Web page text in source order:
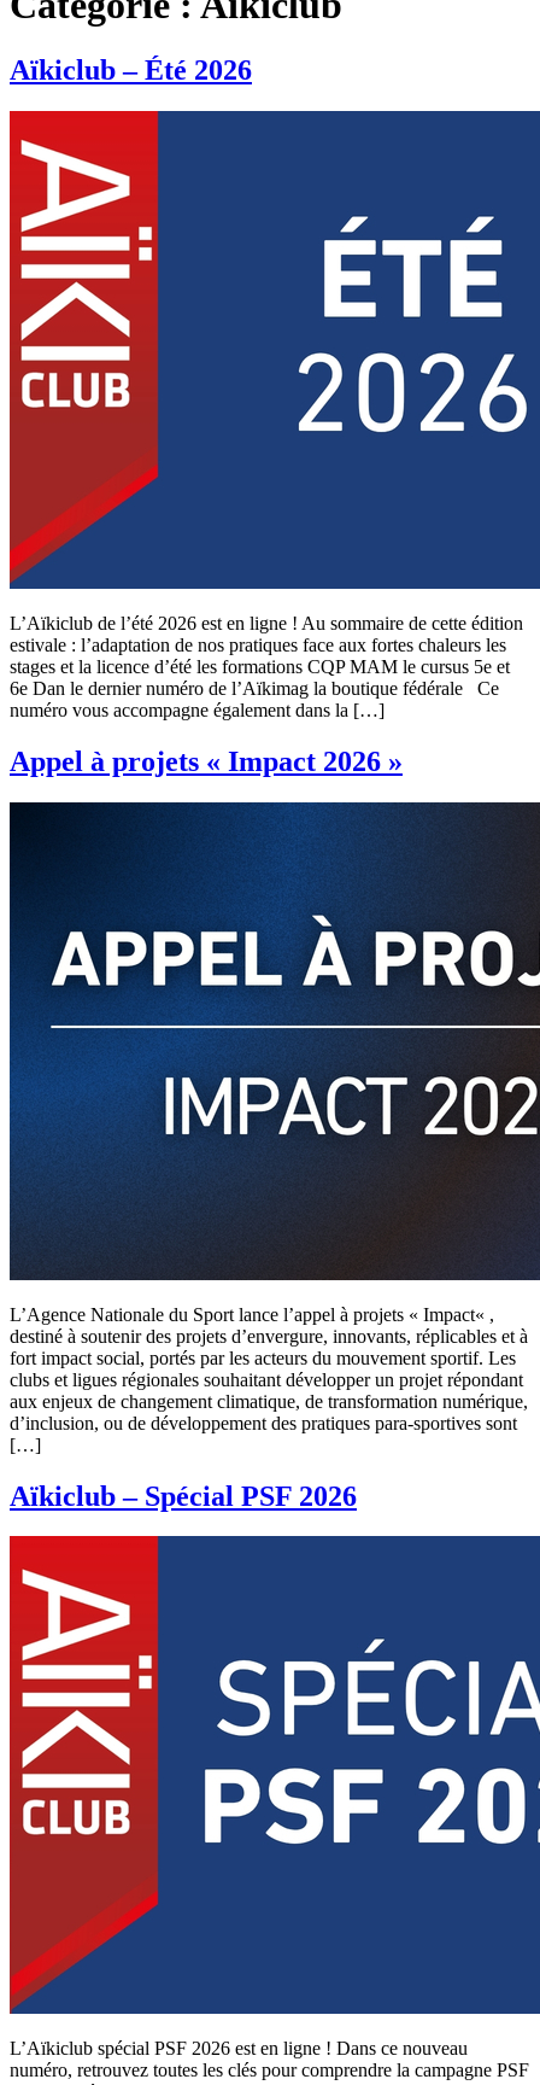
Aïkiclub – Été 2026
L’Aïkiclub de l’été 2026 est en ligne ! Au sommaire de cette édition
estivale : l’adaptation de nos pratiques face aux fortes chaleurs les
stages et la licence d’été les formations CQP MAM le cursus 5e et
6e Dan le dernier numéro de l’Aïkimag la boutique fédérale Ce
numéro vous accompagne également dans la […]
Appel à projets « Impact 2026 »
L’Agence Nationale du Sport lance l’appel à projets « Impact« ,
destiné à soutenir des projets d’envergure, innovants, réplicables et à
fort impact social, portés par les acteurs du mouvement sportif. Les
clubs et ligues régionales souhaitant développer un projet répondant
aux enjeux de changement climatique, de transformation numérique,
d’inclusion, ou de développement des pratiques para-sportives sont
[…]
Aïkiclub – Spécial PSF 2026
L’Aïkiclub spécial PSF 2026 est en ligne ! Dans ce nouveau
numéro, retrouvez toutes les clés pour comprendre la campagne PSF